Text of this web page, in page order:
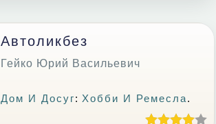
Автоликбез
Гейко Юрий Васильевич
Дом И Досуг: Хобби И Ремесла.